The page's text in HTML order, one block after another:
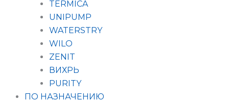
TERMICA
UNIPUMP
WATERSTRY
WILO
ZENIT
ВИХРЬ
PURITY
ПО НАЗНАЧЕНИЮ